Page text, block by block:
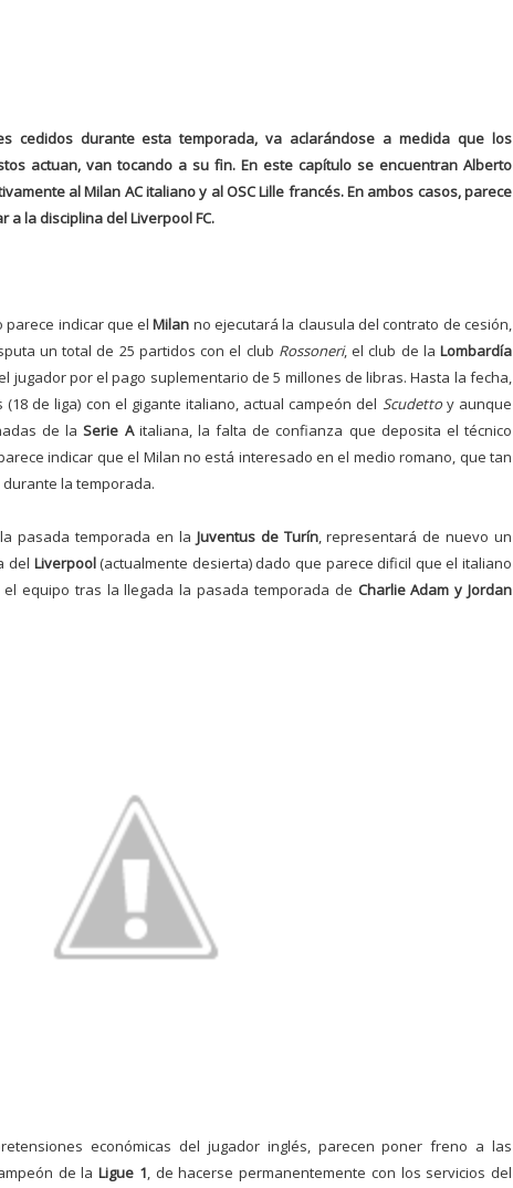
cedidos durante esta temporada, va aclarándose a medida que los
actuan, van tocando a su fin. En este capítulo se encuentran Alberto
al Milan AC italiano y al OSC Lille francés. En ambos casos, parece
la disciplina del Liverpool FC.
parece indicar que elMilan no ejecutará la clausula del contrato de cesión,
un total de 25 partidos con el club Rossoneri, el club de laLombardía
jugador por el pago suplementario de 5 millones de libras. Hasta la fecha,
de liga) con el gigante italiano, actual campeón del Scudettoy aunque
de laSerie Aitaliana, la falta de confianza que deposita el técnico
indicar que el Milan no está interesado en el medio romano, que tan
la temporada.
pasada temporada en la Juventus de Turín, representará de nuevo un
del Liverpool(actualmente desierta) dado que parece dificil que el italiano
equipo tras la llegada la pasada temporada de Charlie Adam y Jordan
económicas del jugador inglés, parecen poner freno a las
de la Ligue 1, de hacerse permanentemente con los servicios del